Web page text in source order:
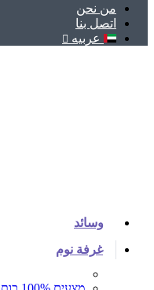
ﻣﻦ ﻧﺤﻦ
اتصل بنا
عربيه
وسائد
غرفة نوم